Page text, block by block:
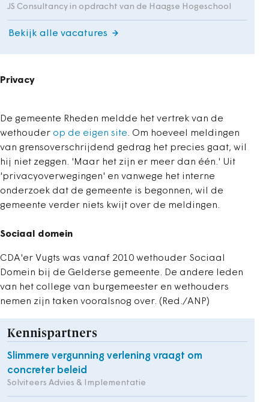
JS Consultancy in opdracht van de Haagse Hogeschool
Bekijk alle vacatures
Privacy
De gemeente Rheden meldde het vertrek van de
wethouder op de eigen site. Om hoeveel meldingen
van grensoverschrijdend gedrag het precies gaat, wil
hij niet zeggen. 'Maar het zijn er meer dan één.' Uit
'privacyoverwegingen' en vanwege het interne
onderzoek dat de gemeente is begonnen, wil de
gemeente verder niets kwijt over de meldingen.
Sociaal domein
CDA'er Vugts was vanaf 2010 wethouder Sociaal
Domein bij de Gelderse gemeente. De andere leden
van het college van burgemeester en wethouders
nemen zijn taken vooralsnog over. (Red./ANP)
Kennispartners
Slimmere vergunning verlening vraagt om
concreter beleid
Solviteers Advies & Implementatie